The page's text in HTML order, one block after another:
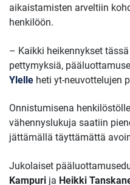
aikaistamisten arveltiin
henkilöön.
– Kaikki heikennykset
pettymyksiä,
Ylelle heti yt-neuvottelujen
Onnistumisena
vähennyslukuja saatiin
jättämällä täyttämättä
Jukolaiset
Kampuri ja Heikki